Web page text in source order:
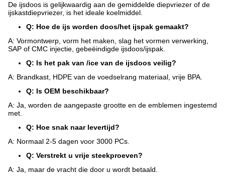
De ijsdoos is gelijkwaardig aan de gemiddelde diepvriezer of de
ijskastdiepvriezer, is het ideale koelmiddel.
Q: Hoe de ijs worden doos/het ijspak gemaakt?
A: Vormontwerp, vorm het maken, slag het vormen verwerking,
SAP of CMC injectie, gebeëindigde ijsdoos/ijspak.
Q: Is het pak van /ice van de ijsdoos veilig?
A: Brandkast, HDPE van de voedselrang materiaal, vrije BPA.
Q: Is OEM beschikbaar?
A: Ja, worden de aangepaste grootte en de emblemen ingestemd
met.
Q: Hoe snak naar levertijd?
A: Normaal 2-5 dagen voor 3000 PCs.
Q: Verstrekt u vrije steekproeven?
A: Ja, maar de vracht die door u wordt betaald.